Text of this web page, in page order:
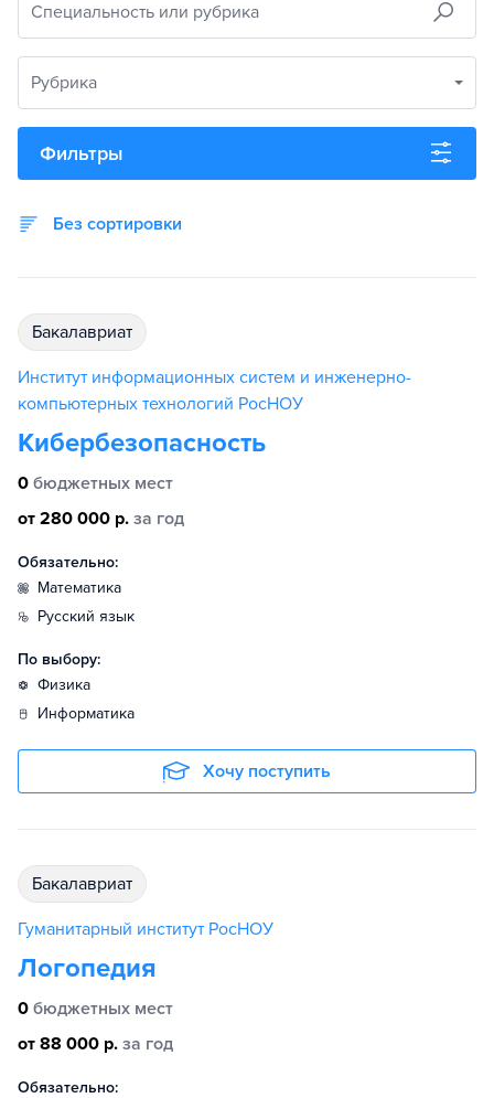
Специальность или рубрика
Рубрика
Фильтры
Без сортировки
бакалавриат
Институт информационных систем и инженерно-
компьютерных технологий РосНОУ
Кибербезопасность
0 бюджетных мест
от 280 000 р. за год
Обязательно:
математика
русский язык
По выбору:
физика
информатика
Хочу поступить
бакалавриат
Гуманитарный институт РосНОУ
Логопедия
0 бюджетных мест
от 88 000 р. за год
Обязательно: